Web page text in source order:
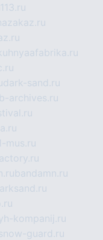
dark-sand.ru
archives.ru
mus.ru
bandamn.ru
kompanij.ru
guard.ru